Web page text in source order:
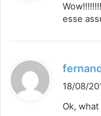
esse
18/08/
Ok,